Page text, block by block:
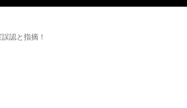
認と指摘！